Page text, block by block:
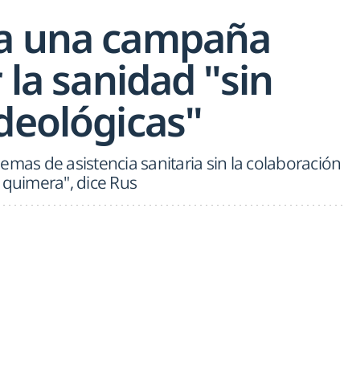
una campaña
sanidad "sin
de asistencia sanitaria sin la colaboración
dice Rus